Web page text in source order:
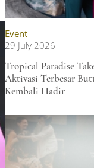
Event
29 July 2026
Tropical Paradise
Aktivasi Terbesar
Kembali Hadir